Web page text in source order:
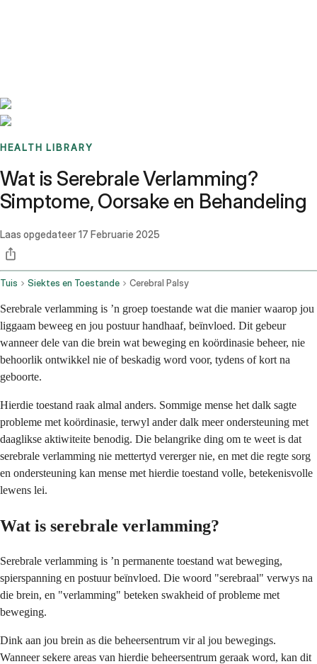
HEALTH LIBRARY
Wat is Serebrale Verlamming?
Simptome, Oorsake en Behandeling
Laas opgedateer17 Februarie 2025
Tuis Siektes en Toestande Cerebral Palsy
Serebrale verlamming is ’n groep toestande wat die manier waarop jou
liggaam beweeg en jou postuur handhaaf, beïnvloed. Dit gebeur
wanneer dele van die brein wat beweging en koördinasie beheer, nie
behoorlik ontwikkel nie of beskadig word voor, tydens of kort na
geboorte.
Hierdie toestand raak almal anders. Sommige mense het dalk sagte
probleme met koördinasie, terwyl ander dalk meer ondersteuning met
daaglikse aktiwiteite benodig. Die belangrike ding om te weet is dat
serebrale verlamming nie mettertyd vererger nie, en met die regte sorg
en ondersteuning kan mense met hierdie toestand volle, betekenisvolle
lewens lei.
Wat is serebrale verlamming?
Serebrale verlamming is ’n permanente toestand wat beweging,
spierspanning en postuur beïnvloed. Die woord "serebraal" verwys na
die brein, en "verlamming" beteken swakheid of probleme met
beweging.
Dink aan jou brein as die beheersentrum vir al jou bewegings.
Wanneer sekere areas van hierdie beheersentrum geraak word, kan dit